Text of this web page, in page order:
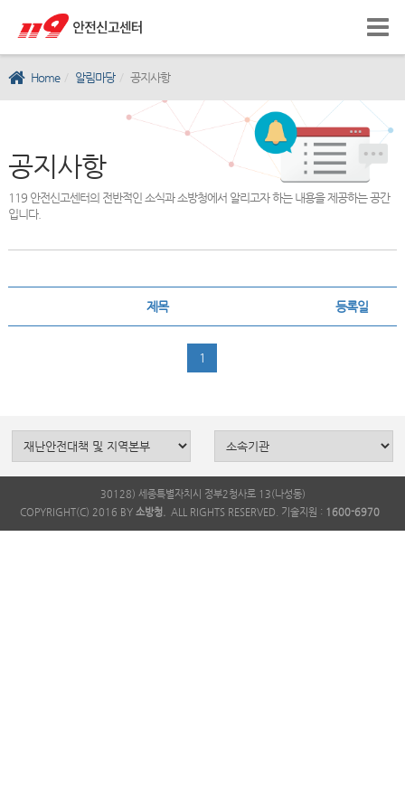
Home 알림마당 공지사항
공지사항
119 안전신고센터의 전반적인 소식과 소방청에서 알리고자 하는 내용을 제공하는 공간
입니다.
제목 등록일
1
30128) 세종특별자치시 정부2청사로 13(나성동)
COPYRIGHT(C) 2016 BY 소방청. ALL RIGHTS RESERVED. 기술지원 : 1600-6970